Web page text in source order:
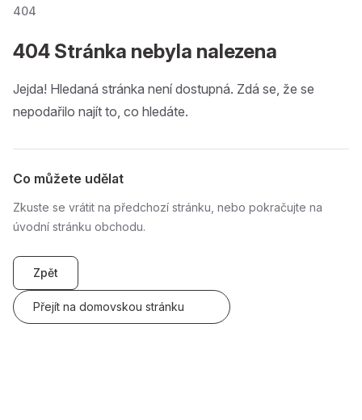
404
404 Stránka nebyla nalezena
Jejda! Hledaná stránka není dostupná. Zdá se, že se
nepodařilo najít to, co hledáte.
Co můžete udělat
Zkuste se vrátit na předchozí stránku, nebo pokračujte na
úvodní stránku obchodu.
Zpět
Přejít na domovskou stránku